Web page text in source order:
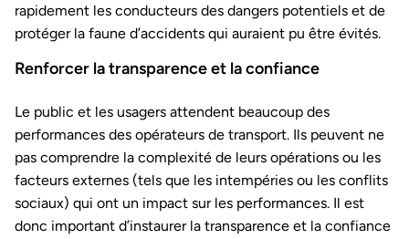
rapidement les conducteurs des dangers potentiels et de
protéger la faune d’accidents qui auraient pu être évités.
Renforcer la transparence et la confiance
Le public et les usagers attendent beaucoup des
performances des opérateurs de transport. Ils peuvent ne
pas comprendre la complexité de leurs opérations ou les
facteurs externes (tels que les intempéries ou les conflits
sociaux) qui ont un impact sur les performances. Il est
donc important d’instaurer la transparence et la confiance